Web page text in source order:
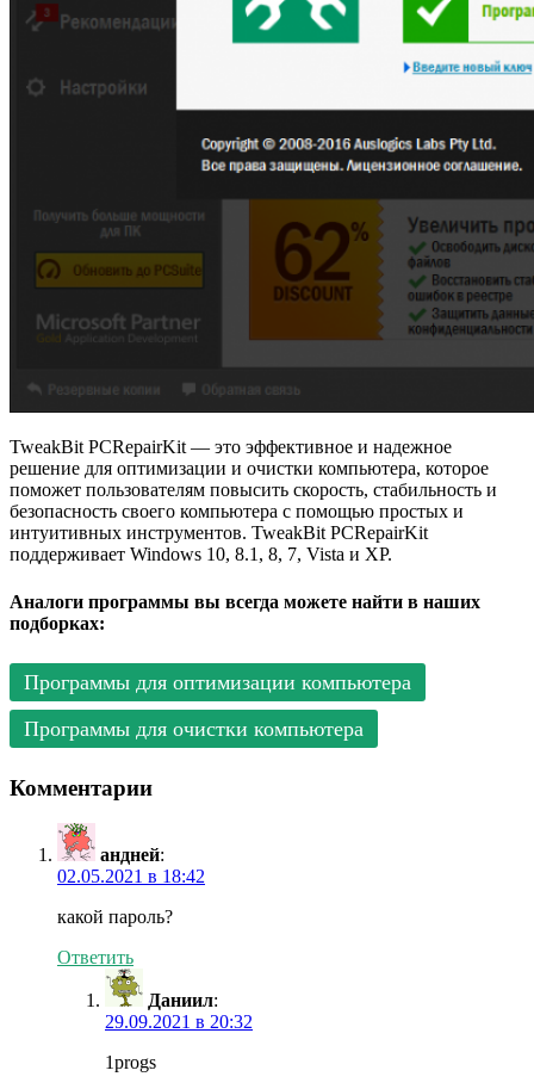
TweakBit PCRepairKit — это эффективное и надежное
решение для оптимизации и очистки компьютера, которое
поможет пользователям повысить скорость, стабильность и
безопасность своего компьютера с помощью простых и
интуитивных инструментов. TweakBit PCRepairKit
поддерживает Windows 10, 8.1, 8, 7, Vista и XP.
Аналоги программы вы всегда можете найти в наших
подборках:
Программы для оптимизации компьютера
Программы для очистки компьютера
Комментарии
андней:
02.05.2021 в 18:42
какой пароль?
Ответить
Даниил:
29.09.2021 в 20:32
1progs